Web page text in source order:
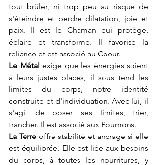
tout brûler, ni trop peu au risque de
s'éteindre et perdre dilatation, joie et
paix. Il est le Chaman qui protège,
éclaire et transforme. Il favorise la
reliance et est associé au Coeur.
Le Métal exige que les énergies soient
à leurs justes places, il sous tend les
limites du corps, notre identité
construite et d'individuation. Avec lui, il
s'agit de poser ses limites, trier,
trancher. Il est associé aux Poumons.
La Terre offre stabilité et ancrage si elle
est équilibrée. Elle est liée aux besoins
du corps, à toutes les nourritures, y